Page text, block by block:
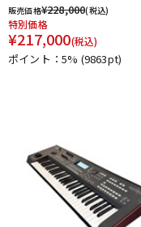
販売価格¥228,000(税込)
特別価格
¥217,000(税込)
ポイント：5% (9863pt)